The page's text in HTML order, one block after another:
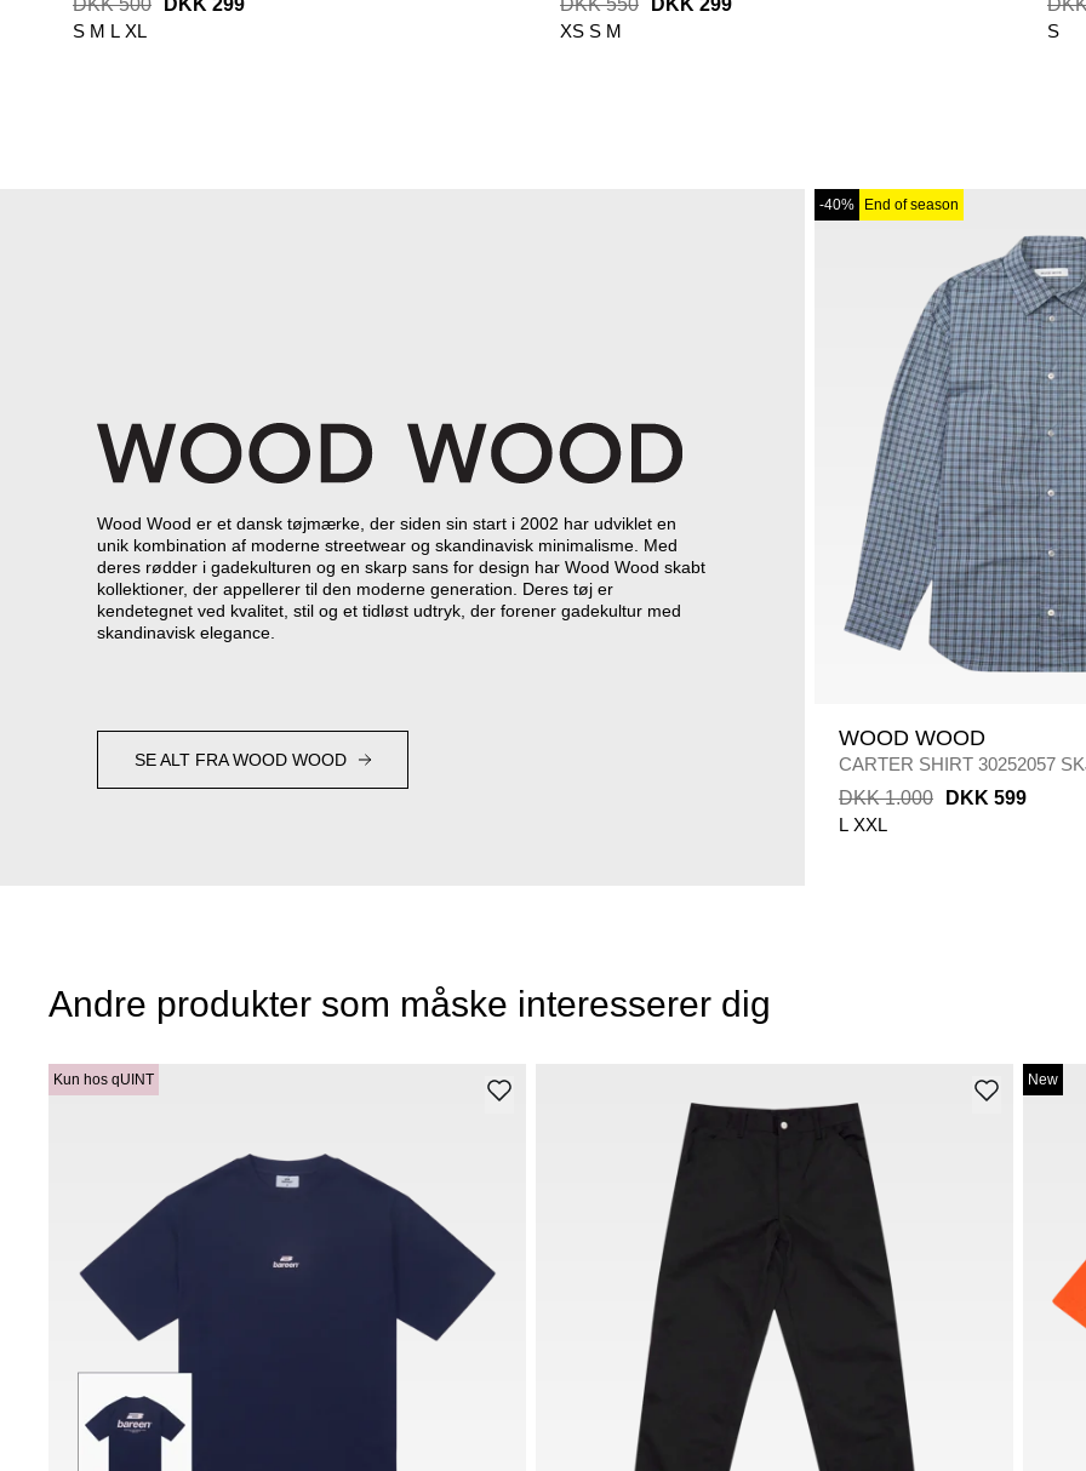
DKK 500
DKK 299
S M L XL
DKK 550
DKK 299
XS S M
S
Wood Wood er et dansk tøjmærke, der siden sin start i 2002 har udviklet en
unik kombination af moderne streetwear og skandinavisk minimalisme. Med
deres rødder i gadekulturen og en skarp sans for design har Wood Wood skabt
kollektioner, der appellerer til den moderne generation. Deres tøj er
kendetegnet ved kvalitet, stil og et tidløst udtryk, der forener gadekultur med
skandinavisk elegance.
SE ALT FRA WOOD WOOD
-40% End of season
WOOD WOOD
CARTER SHIRT 30252057
RAINWASH CHECK BLUE
DKK 1.000
DKK 599
L XXL
Andre produkter som måske interesserer dig
Kun hos qUINT New